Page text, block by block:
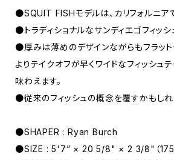
●SQUIT FISHモデルは、カリフォルニア
●トラディショナルなサンディエゴフィッシ
●厚みは薄めのデザインながらもフラッ
よりテイクオフが早くワイドなフィッシ
味わえます。
●従来のフィッシュの概念を覆すかもしれ
●SHAPER : Ryan Burch
●SIZE : 5'7” × 20 5/8" × 2 3/8"（